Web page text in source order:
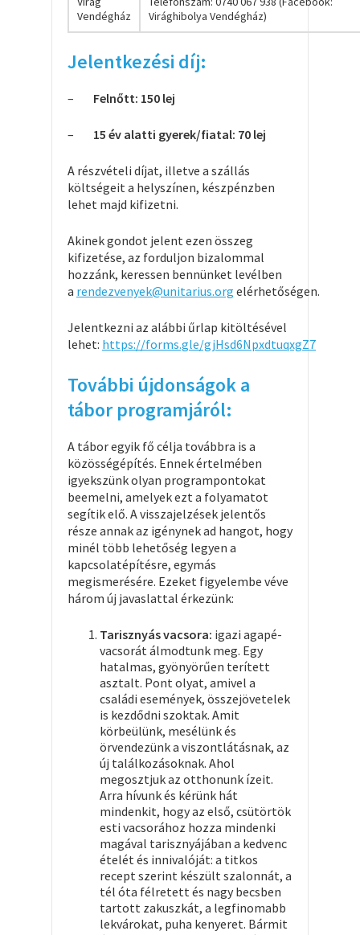
Vendégház
Virághibolya Vendégház)
Jelentkezési díj:
– Felnőtt: 150 lej
– 15 év alatti gyerek/fiatal: 70 lej
A részvételi díjat, illetve a szállás
költségeit a helyszínen, készpénzben
lehet majd kifizetni.
Akinek gondot jelent ezen összeg
kifizetése, az forduljon bizalommal
hozzánk, keressen bennünket levélben
a rendezvenyek@unitarius.org elérhetőségen.
Jelentkezni az alábbi űrlap kitöltésével
lehet: https://forms.gle/gjHsd6NpxdtuqxgZ7
További újdonságok a
tábor programjáról:
A tábor egyik fő célja továbbra is a
közösségépítés. Ennek értelmében
igyekszünk olyan programpontokat
beemelni, amelyek ezt a folyamatot
segítik elő. A visszajelzések jelentős
része annak az igénynek ad hangot, hogy
minél több lehetőség legyen a
kapcsolatépítésre, egymás
megismerésére. Ezeket figyelembe véve
három új javaslattal érkezünk:
Tarisznyás vacsora: igazi agapé-
vacsorát álmodtunk meg. Egy
hatalmas, gyönyörűen terített
asztalt. Pont olyat, amivel a
családi események, összejövetelek
is kezdődni szoktak. Amit
körbeülünk, mesélünk és
örvendezünk a viszontlátásnak, az
új találkozásoknak. Ahol
megosztjuk az otthonunk ízeit.
Arra hívunk és kérünk hát
mindenkit, hogy az első, csütörtök
esti vacsorához hozza mindenki
magával tarisznyájában a kedvenc
ételét és innivalóját: a titkos
recept szerint készült szalonnát, a
tél óta félretett és nagy becsben
tartott zakuszkát, a legfinomabb
lekvárokat, puha kenyeret. Bármit